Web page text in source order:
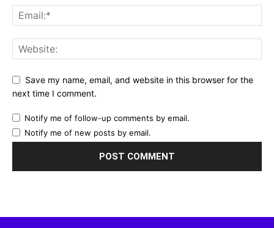
Save my name, email, and website in this browser for the
next time I comment.
Notify me of follow-up comments by email.
Notify me of new posts by email.